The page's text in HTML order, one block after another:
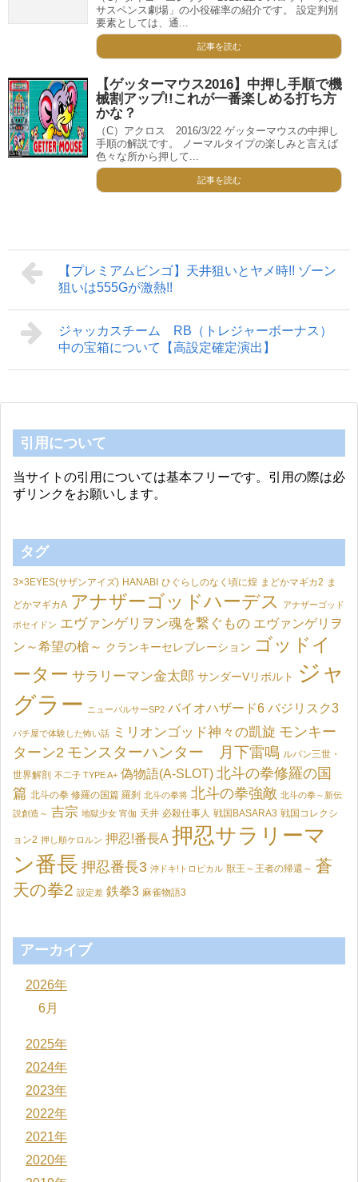
サスペンス劇場」の小役確率の紹介です。 設定判別
要素としては、通...
記事を読む
【ゲッターマウス2016】中押し手順で機
械割アップ!!これが一番楽しめる打ち方
かな？
（C）アクロス 2016/3/22 ゲッターマウスの中押し
手順の解説です。 ノーマルタイプの楽しみと言えば
色々な所から押して...
記事を読む
【プレミアムビンゴ】天井狙いとヤメ時!! ゾーン
狙いは555Gが激熱!!
ジャッカスチーム RB（トレジャーボーナス）
中の宝箱について【高設定確定演出】
引用について
当サイトの引用については基本フリーです。引用の際は必
ずリンクをお願いします。
タグ
3×3EYES(サザンアイズ) HANABI ひぐらしのなく頃に煌 まどかマギカ2 ま
どかマギカA アナザーゴッドハーデス アナザーゴッド
ポセイドン エヴァンゲリヲン魂を繋ぐもの エヴァンゲリヲ
ン～希望の槍～ クランキーセレブレーション ゴッドイ
ーター サラリーマン金太郎 サンダーVリボルト
ジャ
グラー
ニューパルサーSP2 バイオハザード6 バジリスク3
パチ屋で体験した怖い話 ミリオンゴッド神々の凱旋 モンキー
ターン2 モンスターハンター 月下雷鳴 ルパン三世・
世界解剖 不二子 TYPE A+ 偽物語(A-SLOT) 北斗の拳修羅の国
篇 北斗の拳 修羅の国篇 羅刹 北斗の拳将 北斗の拳強敵 北斗の拳～新伝
説創造～ 吉宗 地獄少女 宵伽 天井 必殺仕事人 戦国BASARA3 戦国コレクシ
ョン2 押し順ケロルン 押忍!番長A 押忍サラリーマ
ン番長 押忍番長3 沖ドキ!トロピカル 獣王～王者の帰還～ 蒼
天の拳2 設定差 鉄拳3 麻雀物語3
アーカイブ
2026年
6月
2025年
2024年
2023年
2022年
2021年
2020年